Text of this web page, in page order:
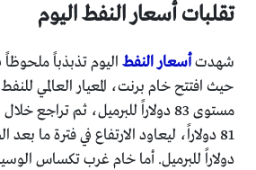
تقلبات أسعار النفط اليوم
شهدتأسعار النفط اليوم تذبذباً ملحوظاً
حيث افتتح خام برنت، المعيار العالمي
مستوى 83 دولاراً للبرميل، ثم تراجع